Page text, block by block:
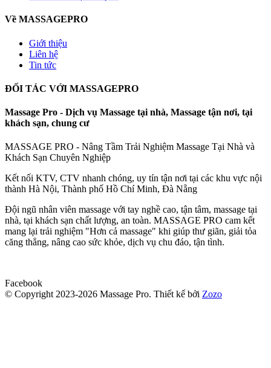
Về MASSAGEPRO
Giới thiệu
Liên hệ
Tin tức
ĐỐI TÁC VỚI MASSAGEPRO
Massage Pro - Dịch vụ Massage tại nhà, Massage tận nơi, tại
khách sạn, chung cư
MASSAGE PRO - Nâng Tầm Trải Nghiệm Massage Tại Nhà và
Khách Sạn Chuyên Nghiệp
Kết nối KTV, CTV nhanh chóng, uy tín tận nơi tại các khu vực nội
thành Hà Nội, Thành phố Hồ Chí Minh, Đà Nẵng
Đội ngũ nhân viên massage với tay nghề cao, tận tâm, massage tại
nhà, tại khách sạn chất lượng, an toàn. MASSAGE PRO cam kết
mang lại trải nghiệm "Hơn cả massage" khi giúp thư giãn, giải tỏa
căng thẳng, nâng cao sức khỏe, dịch vụ chu đáo, tận tình.
Facebook
© Copyright 2023-2026 Massage Pro. Thiết kế bởi Zozo